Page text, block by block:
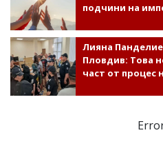
подчини на
Лияна
Пловдив: Това
част от процес